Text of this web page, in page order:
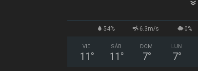
54% 6.3m/s 0%
VIE
11 °
SÁB
11 °
DOM
7°
LUN
7°